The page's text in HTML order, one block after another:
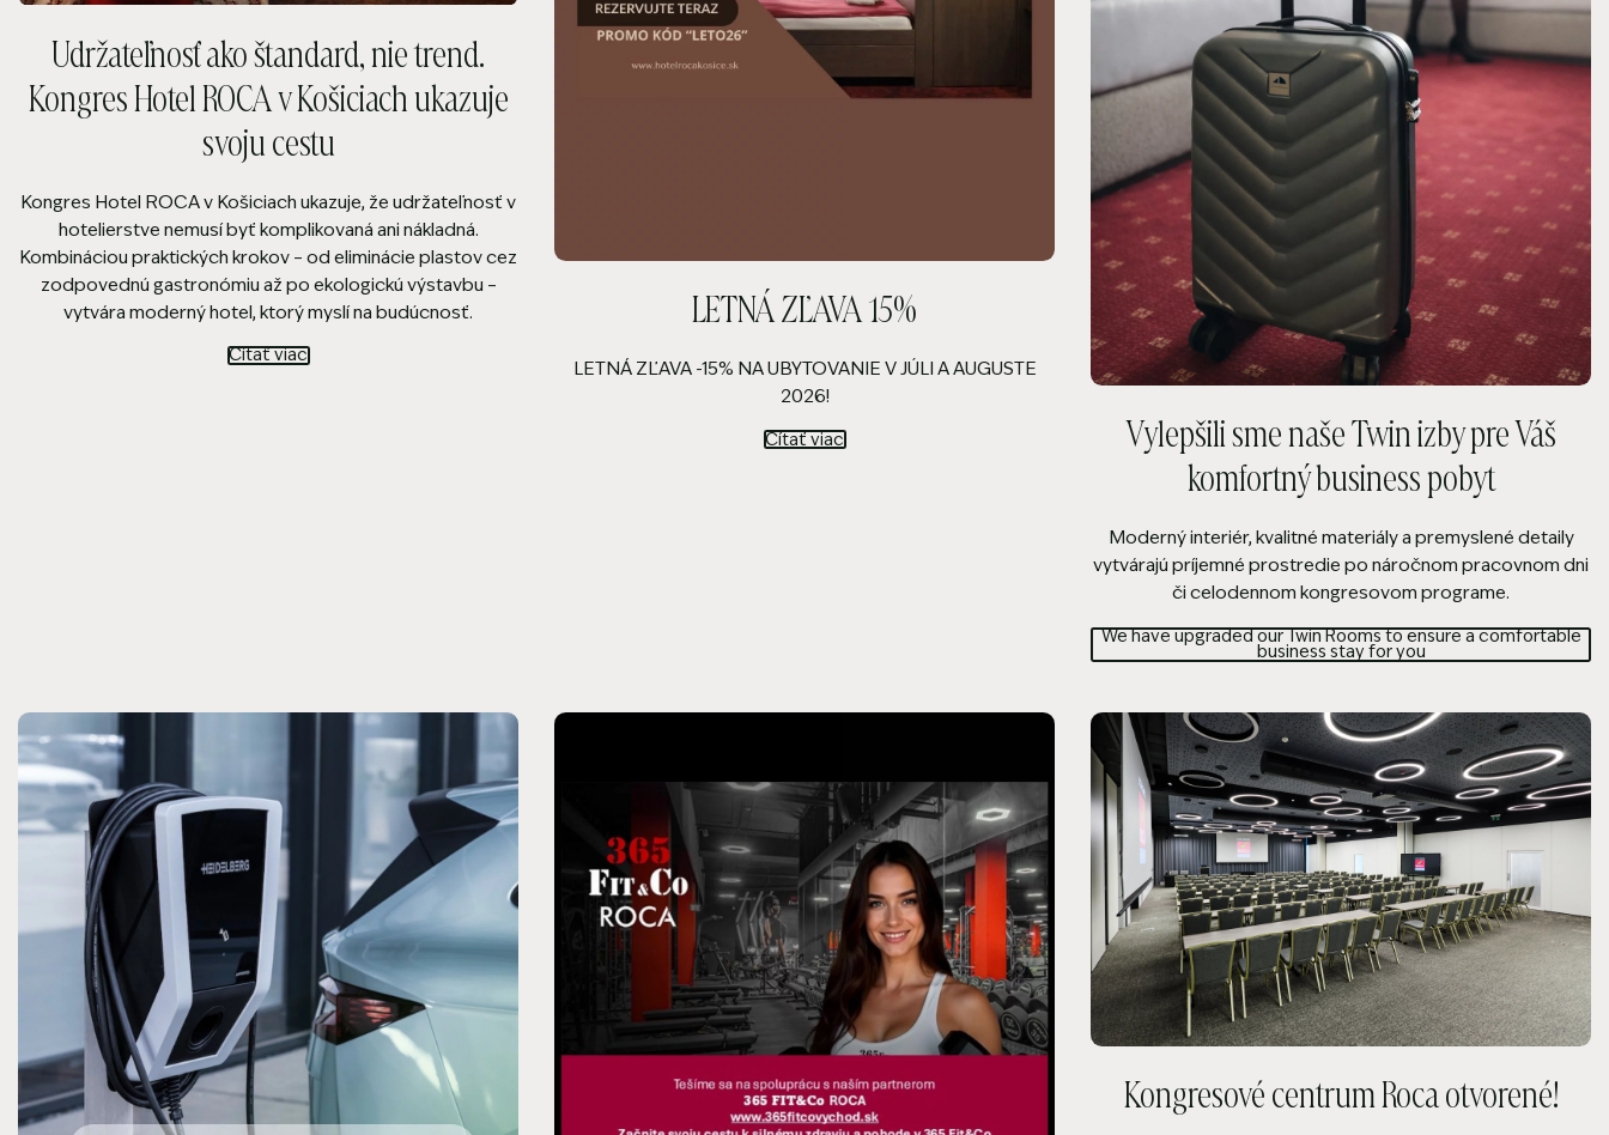
Udržateľnosť ako štandard, nie trend.
Kongres Hotel ROCA v Košiciach ukazuje
svoju cestu
Kongres Hotel ROCA v Košiciach ukazuje, že udržateľnosť v
hotelierstve nemusí byť komplikovaná ani nákladná.
Kombináciou praktických krokov – od eliminácie plastov cez
zodpovednú gastronómiu až po ekologickú výstavbu –
vytvára moderný hotel, ktorý myslí na budúcnosť.
Čítať viac
LETNÁ ZĽAVA 15%
LETNÁ ZĽAVA -15% NA UBYTOVANIE V JÚLI A AUGUSTE
2026!
Čítať viac
Vylepšili sme naše Twin izby pre Váš
komfortný business pobyt
Moderný interiér, kvalitné materiály a premyslené detaily
vytvárajú príjemné prostredie po náročnom pracovnom dni
či celodennom kongresovom programe.
We have upgraded our Twin Rooms to ensure a comfortable
business stay for you
Kongresové centrum Roca otvorené!